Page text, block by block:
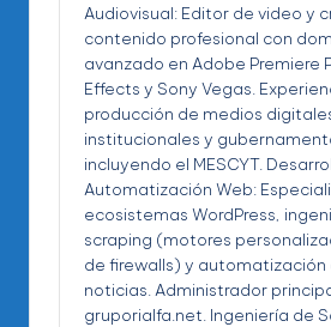
Audiovisual: Editor de video y
contenido profesional con
avanzado en Adobe Premiere
Effects y Sony Vegas.
producción de medios
institucionales y
incluyendo el MESCYT.
Automatización Web:
ecosistemas WordPress,
scraping (motores
de firewalls) y
noticias. Administrador
gruporialfa.net. Ingeniería de